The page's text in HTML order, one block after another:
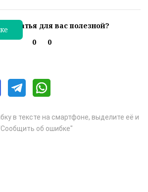
статья для вас полезной?
0
0
в тексте на смартфоне, выделите её и
об ошибке"